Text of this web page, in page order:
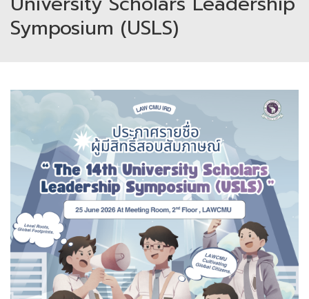
Symposium (USLS)